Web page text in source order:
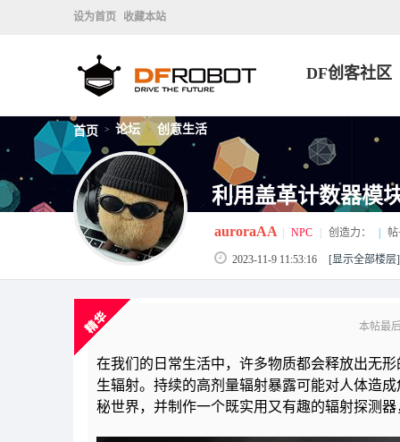
设为首页 收藏本站
DF创客社区
首页 > 论坛 > 创意生活
利用盖革计数器模
auroraAA NPC 创造力：
2023-11-9 11:53:16 [显示全部楼层]
本帖最
在我们的日常生活中，许多物质都会释放出无
生辐射。持续的高剂量辐射暴露可能对人体造
秘世界，并制作一个既实用又有趣的辐射探测